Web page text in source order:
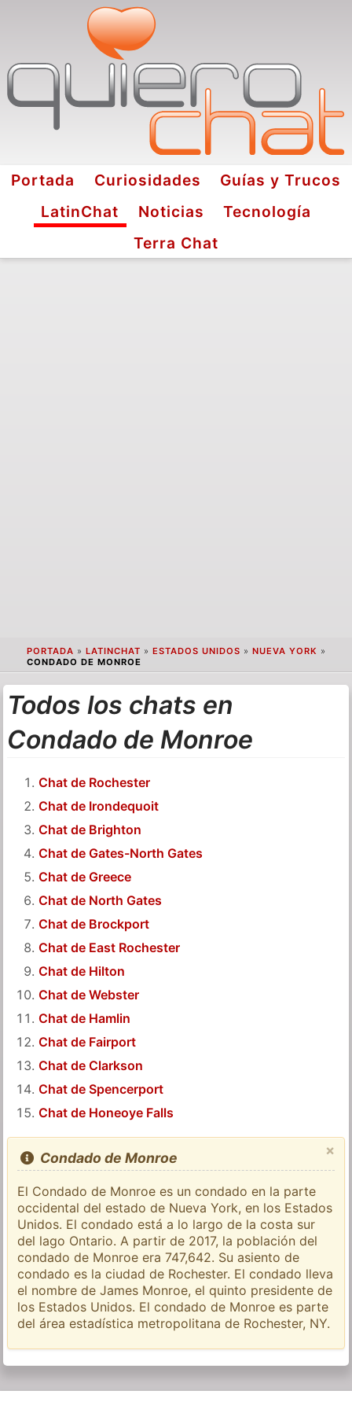
Portada Curiosidades
Guías y Trucos
LatinChat
Noticias
Tecnología
Terra Chat
PORTADA » LATINCHAT » ESTADOS UNIDOS » NUEVA YORK »
CONDADO DE MONROE
Todos los chats en
Condado de Monroe
Chat de Rochester
Chat de Irondequoit
Chat de Brighton
Chat de Gates-North Gates
Chat de Greece
Chat de North Gates
Chat de Brockport
Chat de East Rochester
Chat de Hilton
Chat de Webster
Chat de Hamlin
Chat de Fairport
Chat de Clarkson
Chat de Spencerport
Chat de Honeoye Falls
×
Condado de Monroe
El Condado de Monroe es un condado en la parte
occidental del estado de Nueva York, en los Estados
Unidos. El condado está a lo largo de la costa sur
del lago Ontario. A partir de 2017, la población del
condado de Monroe era 747,642. Su asiento de
condado es la ciudad de Rochester. El condado lleva
el nombre de James Monroe, el quinto presidente de
los Estados Unidos. El condado de Monroe es parte
del área estadística metropolitana de Rochester, NY.